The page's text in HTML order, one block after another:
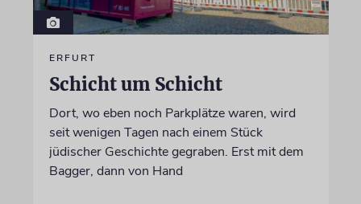
ERFURT
Schicht um Schicht
Dort, wo eben noch Parkplätze waren, wird
seit wenigen Tagen nach einem Stück
jüdischer Geschichte gegraben. Erst mit dem
Bagger, dann von Hand